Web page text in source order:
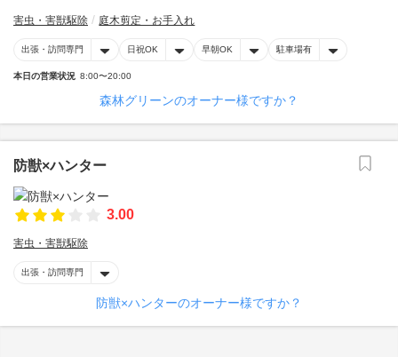
害虫・害獣駆除 庭木剪定・お手入れ
出張・訪問専門 日祝OK 早朝OK 駐車場有
本日の営業状況 8:00〜20:00
森林グリーンのオーナー様ですか？
防獣×ハンター
3.00
害虫・害獣駆除
出張・訪問専門
防獣×ハンターのオーナー様ですか？